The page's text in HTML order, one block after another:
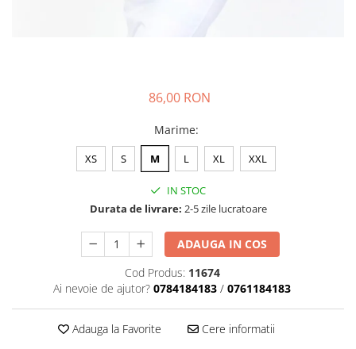
Halate medicale polar - unisex
Tricouri de lucru
Saboti medicali
86,00 RON
Marime:
XS S M L XL XXL
IN STOC
Durata de livrare: 2-5 zile lucratoare
ADAUGA IN COS
Cod Produs: 11674
Ai nevoie de ajutor? 0784184183 / 0761184183
Adauga la Favorite Cere informatii